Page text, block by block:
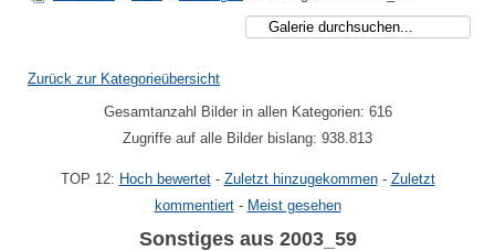
Zurück zur Kategorieübersicht
Gesamtanzahl Bilder in allen Kategorien: 616
Zugriffe auf alle Bilder bislang: 938.813
TOP 12: Hoch bewertet- Zuletzt hinzugekommen- Zuletzt
kommentiert- Meist gesehen
Sonstiges aus 2003_59